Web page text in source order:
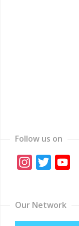
Follow us on
Instagram
Twitter
Our Network